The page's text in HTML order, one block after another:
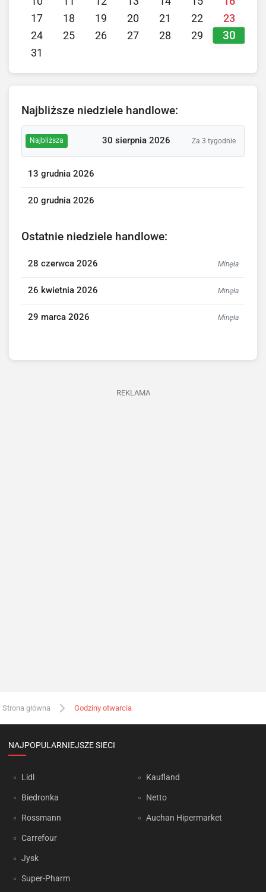
17
18 19 20 21 22
23
24
25 26 27 28 29 30
31
Najbliższe niedziele handlowe:
Najbliższa 30 sierpnia 2026 Za 3 tygodnie
13 grudnia 2026
20 grudnia 2026
Ostatnie niedziele handlowe:
28 czerwca 2026 Minęła
26 kwietnia 2026 Minęła
29 marca 2026 Minęła
REKLAMA
Strona główna Godziny otwarcia
NAJPOPULARNIEJSZE SIECI
Lidl
Biedronka
Rossmann
Carrefour
Jysk
Super-Pharm
Kaufland
Netto
Auchan Hipermarket